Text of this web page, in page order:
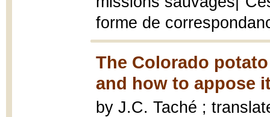
forme de
The Colorado
and how to appose
by J.C. Taché ;